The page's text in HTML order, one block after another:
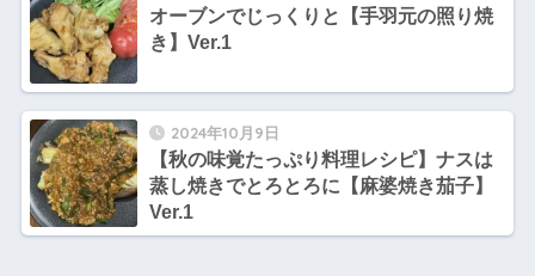
オーブンでじっくりと【手羽元の照り焼
き】Ver.1
2024年10月9日
【秋の味覚たっぷり料理レシピ】ナスは
蒸し焼きでとろとろに【麻婆焼き茄子】
Ver.1